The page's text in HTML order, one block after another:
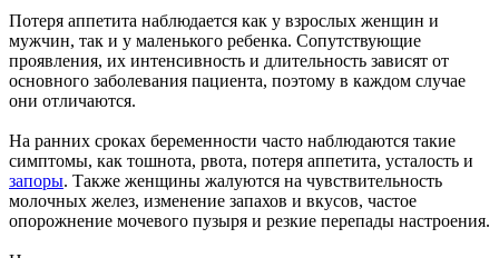
Потеря аппетита наблюдается как у взрослых женщин и
мужчин, так и у маленького ребенка. Сопутствующие
проявления, их интенсивность и длительность зависят от
основного заболевания пациента, поэтому в каждом случае
они отличаются.
На ранних сроках беременности часто наблюдаются такие
симптомы, как тошнота, рвота, потеря аппетита, усталость и
запоры. Также женщины жалуются на чувствительность
молочных желез, изменение запахов и вкусов, частое
опорожнение мочевого пузыря и резкие перепады настроения.